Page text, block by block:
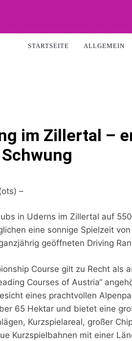
WOW-Air
STARTSEITE ALLGEMEIN
im Zillertal –
–
in Uderns im Zillertal auf
eine sonnige Spielzeit
geöffneten Driving
Course gilt zu Recht als
Courses of Austria“
eines prachtvollen
65 Hektar und bietet eine
Kurzspielareal, großer
Kurzspielbahnen mit einer